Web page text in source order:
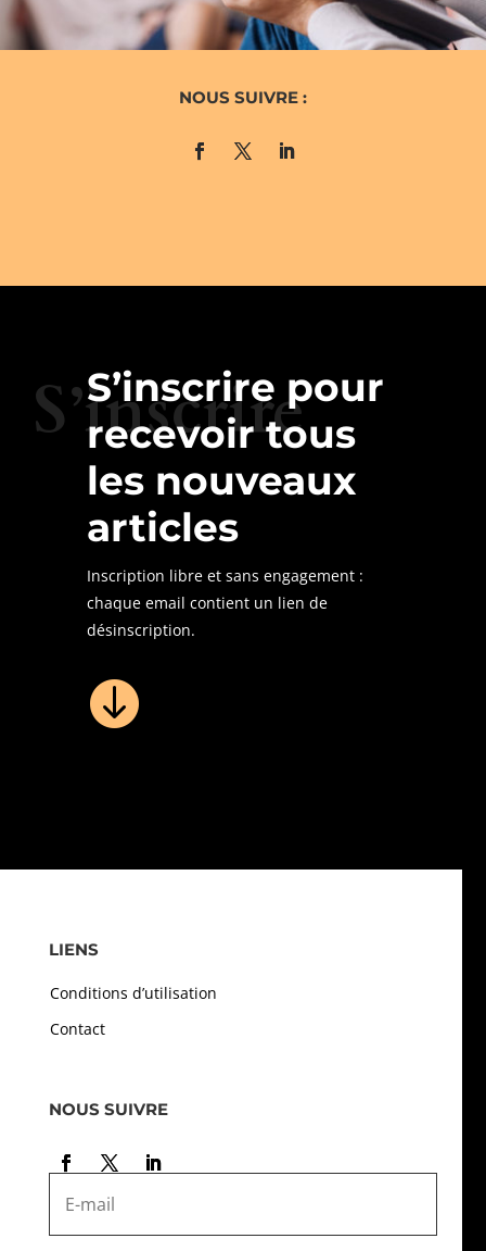
NOUS SUIVRE :
S’inscrire
S’inscrire pour
recevoir tous
les nouveaux
articles
Inscription libre et sans engagement :
chaque email contient un lien de
désinscription.

LIENS
Conditions d’utilisation
Contact
NOUS SUIVRE